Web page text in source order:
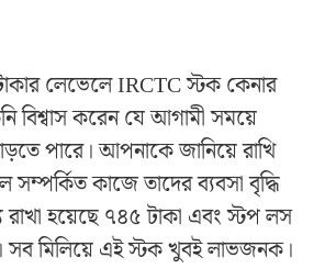
লেভেলে IRCTC স্টক কেনার
বিশ্বাস করেন যে আগামী সময়ে
পারে। আপনাকে জানিয়ে রাখি
সম্পর্কিত কাজে তাদের ব্যবসা বৃদ্ধি
রাখা হয়েছে ৭৪৫ টাকা এবং স্টপ লস
সব মিলিয়ে এই স্টক খুবই লাভজনক।